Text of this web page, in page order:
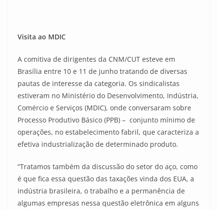
Visita ao MDIC
A comitiva de dirigentes da CNM/CUT esteve em
Brasília entre 10 e 11 de junho tratando de diversas
pautas de interesse da categoria. Os sindicalistas
estiveram no Ministério do Desenvolvimento, Indústria,
Comércio e Serviços (MDIC), onde conversaram sobre
Processo Produtivo Básico (PPB) – conjunto mínimo de
operações, no estabelecimento fabril, que caracteriza a
efetiva industrialização de determinado produto.
“Tratamos também da discussão do setor do aço, como
é que fica essa questão das taxações vinda dos EUA, a
indústria brasileira, o trabalho e a permanência de
algumas empresas nessa questão eletrônica em alguns